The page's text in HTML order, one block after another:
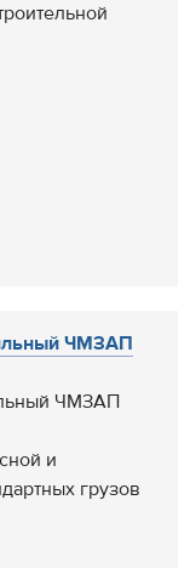
ЧМЗАП
ЧМЗАП
и
грузов